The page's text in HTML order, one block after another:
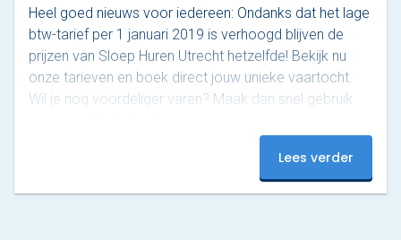
Cateringmenu
Arrangementen
Varen & Lunch
Heel goed nieuws voor iedereen: Ondanks dat het lage
btw-tarief per 1 januari 2019 is verhoogd blijven de
prijzen van Sloep Huren Utrecht hetzelfde! Bekijk nu
onze tarieven en boek direct jouw unieke vaartocht.
Wil je nog voordeliger varen? Maak dan snel gebruik
Lees verder